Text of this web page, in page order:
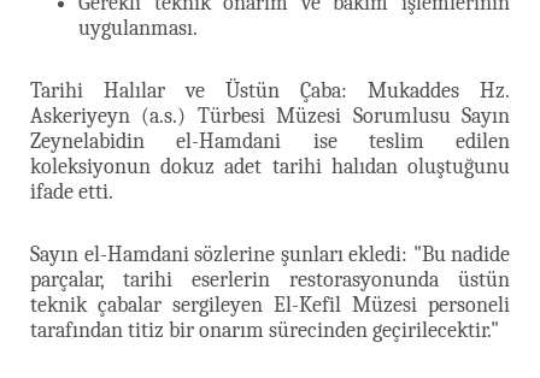
uygulanması.
Tarihi Halılar ve Üstün Çaba: Mukaddes Hz.
Askeriyeyn (a.s.) Türbesi Müzesi Sorumlusu Sayın
Zeynelabidin el-Hamdani ise teslim edilen
koleksiyonun dokuz adet tarihi halıdan oluştuğunu
ifade etti.
Sayın el-Hamdani sözlerine şunları ekledi: "Bu nadide
parçalar, tarihi eserlerin restorasyonunda üstün
teknik çabalar sergileyen El-Kefil Müzesi personeli
tarafından titiz bir onarım sürecinden geçirilecektir."